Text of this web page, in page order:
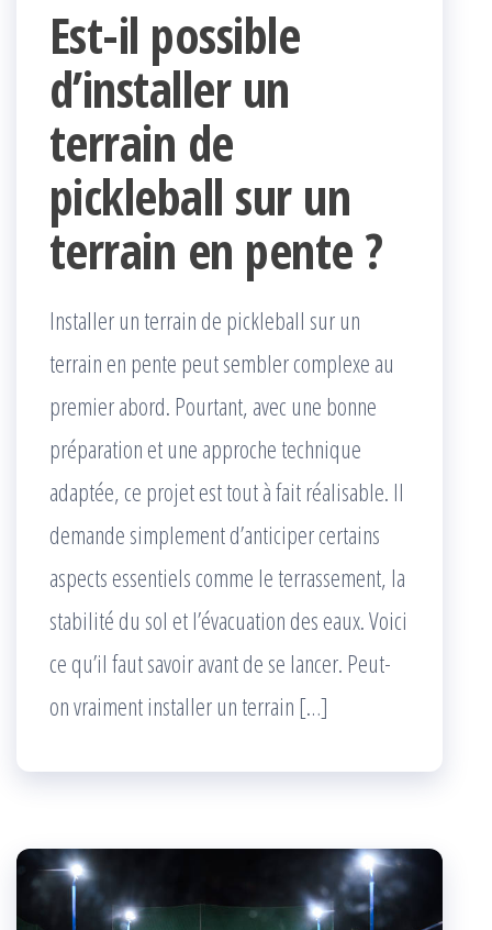
Est-il possible
d’installer un
terrain de
pickleball sur un
terrain en pente ?
Installer un terrain de pickleball sur un
terrain en pente peut sembler complexe au
premier abord. Pourtant, avec une bonne
préparation et une approche technique
adaptée, ce projet est tout à fait réalisable. Il
demande simplement d’anticiper certains
aspects essentiels comme le terrassement, la
stabilité du sol et l’évacuation des eaux. Voici
ce qu’il faut savoir avant de se lancer. Peut-
on vraiment installer un terrain […]